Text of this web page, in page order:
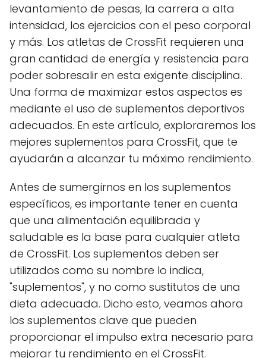
levantamiento de pesas, la carrera a alta
intensidad, los ejercicios con el peso corporal
y más. Los atletas de CrossFit requieren una
gran cantidad de energía y resistencia para
poder sobresalir en esta exigente disciplina.
Una forma de maximizar estos aspectos es
mediante el uso de suplementos deportivos
adecuados. En este artículo, exploraremos los
mejores suplementos para CrossFit, que te
ayudarán a alcanzar tu máximo rendimiento.
Antes de sumergirnos en los suplementos
específicos, es importante tener en cuenta
que una alimentación equilibrada y
saludable es la base para cualquier atleta
de CrossFit. Los suplementos deben ser
utilizados como su nombre lo indica,
"suplementos", y no como sustitutos de una
dieta adecuada. Dicho esto, veamos ahora
los suplementos clave que pueden
proporcionar el impulso extra necesario para
mejorar tu rendimiento en el CrossFit.